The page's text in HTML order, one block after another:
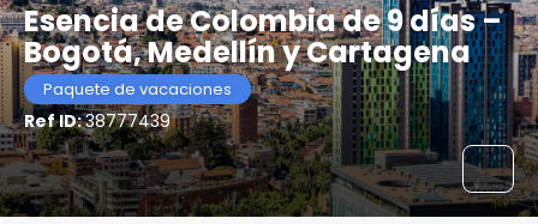
Esencia de Colombia de 9 días –
Bogotá, Medellín y Cartagena
Paquete de vacaciones
Ref ID:38777439